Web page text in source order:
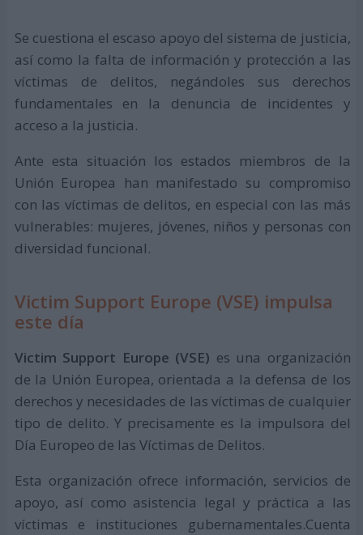
Se cuestiona el escaso apoyo del sistema de justicia,
así como la falta de información y protección a las
víctimas de delitos, negándoles sus derechos
fundamentales en la denuncia de incidentes y
acceso a la justicia.
Ante esta situación los estados miembros de la
Unión Europea han manifestado su compromiso
con las víctimas de delitos, en especial con las más
vulnerables: mujeres, jóvenes, niños y personas con
diversidad funcional.
Victim Support Europe (VSE) impulsa
este día
Victim Support Europe (VSE) es una organización
de la Unión Europea, orientada a la defensa de los
derechos y necesidades de las víctimas de cualquier
tipo de delito. Y precisamente es la impulsora del
Día Europeo de las Víctimas de Delitos.
Esta organización ofrece información, servicios de
apoyo, así como asistencia legal y práctica a las
víctimas e instituciones gubernamentales.Cuenta